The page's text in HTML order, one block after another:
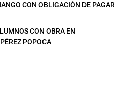
CON OBLIGACIÓN DE PAGAR
CON OBRA EN
POPOCA